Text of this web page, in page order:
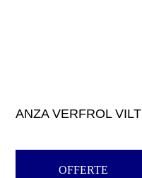
ANZA VERFROL VILT
OFFERTE